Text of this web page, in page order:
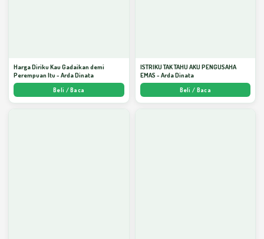
Harga Diriku Kau Gadaikan demi
Perempuan Itu - Arda Dinata
Beli / Baca
ISTRIKU TAK TAHU AKU PENGUSAHA
EMAS - Arda Dinata
Beli / Baca